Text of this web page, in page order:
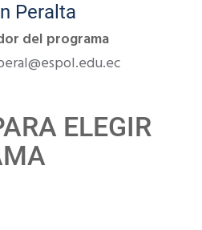
Peralta
del programa
ELEGIR